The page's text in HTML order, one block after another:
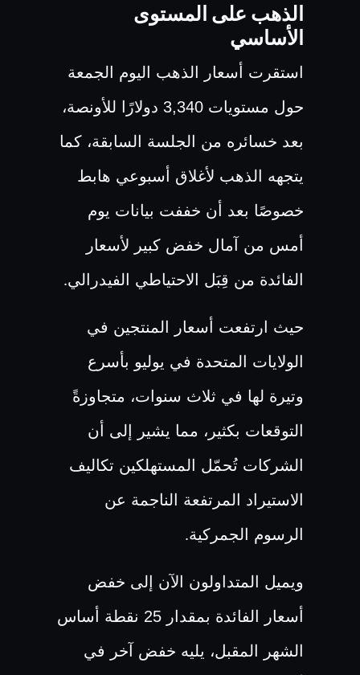
الذهب على المستوى
الأساسي
استقرت أسعار الذهب اليوم الجمعة
حول مستويات 3,340 دولارًا للأونصة،
بعد خسائره من الجلسة السابقة، كما
يتجهه الذهب لأغلاق أسبوعي هابط
خصوصًا بعد أن خففت بيانات يوم
أمس من آمال خفض كبير لأسعار
الفائدة من قِبَل الاحتياطي الفيدرالي.
حيث ارتفعت أسعار المنتجين في
الولايات المتحدة في يوليو بأسرع
وتيرة لها في ثلاث سنوات، متجاوزةً
التوقعات بكثير، مما يشير إلى أن
الشركات تُحمّل المستهلكين تكاليف
الاستيراد المرتفعة الناجمة عن
الرسوم الجمركية.
ويميل المتداولون الآن إلى خفض
أسعار الفائدة بمقدار 25 نقطة أساس
الشهر المقبل، يليه خفض آخر في